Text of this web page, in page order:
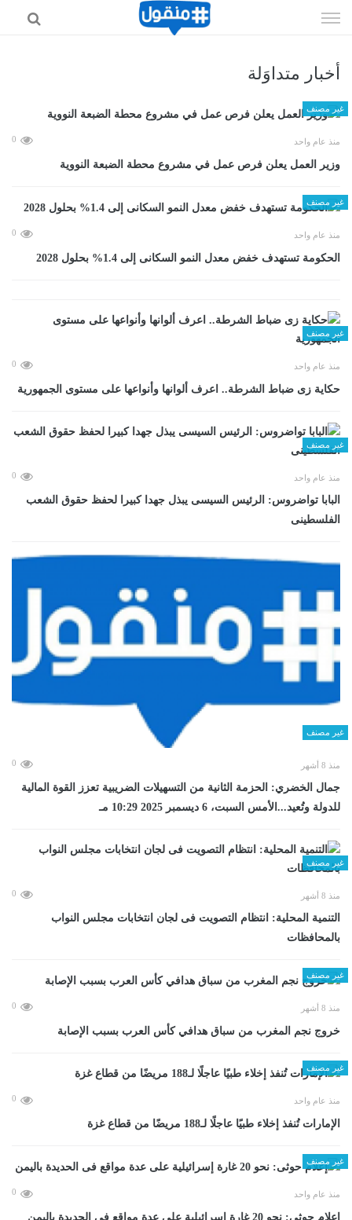
الى
أخبار متداوَلة
غير مصنف
منذ عام واحد 0
وزير العمل يعلن فرص عمل في مشروع محطة الضبعة النووية
غير مصنف
منذ عام واحد 0
الحكومة تستهدف خفض معدل النمو السكانى إلى 1.4% بحلول 2028
غير مصنف
منذ عام واحد 0
حكاية زى ضباط الشرطة.. اعرف ألوانها وأنواعها على مستوى الجمهورية
غير مصنف
منذ عام واحد 0
البابا تواضروس: الرئيس السيسى يبذل جهدا كبيرا لحفظ حقوق الشعب
الفلسطينى
غير مصنف
منذ 8 أشهر 0
جمال الخضري: الحزمة الثانية من التسهيلات الضريبية تعزز القوة المالية
للدولة وتُعيد...الأمس السبت، 6 ديسمبر 2025 10:29 مـ
غير مصنف
منذ 8 أشهر 0
التنمية المحلية: انتظام التصويت فى لجان انتخابات مجلس النواب
بالمحافظات
غير مصنف
منذ 8 أشهر 0
خروج نجم المغرب من سباق هدافي كأس العرب بسبب الإصابة
غير مصنف
منذ عام واحد 0
الإمارات تُنفذ إخلاء طبيًا عاجلًا لـ188 مريضًا من قطاع غزة
غير مصنف
منذ عام واحد 0
إعلام حوثى: نحو 20 غارة إسرائيلية على عدة مواقع فى الحديدة باليمن